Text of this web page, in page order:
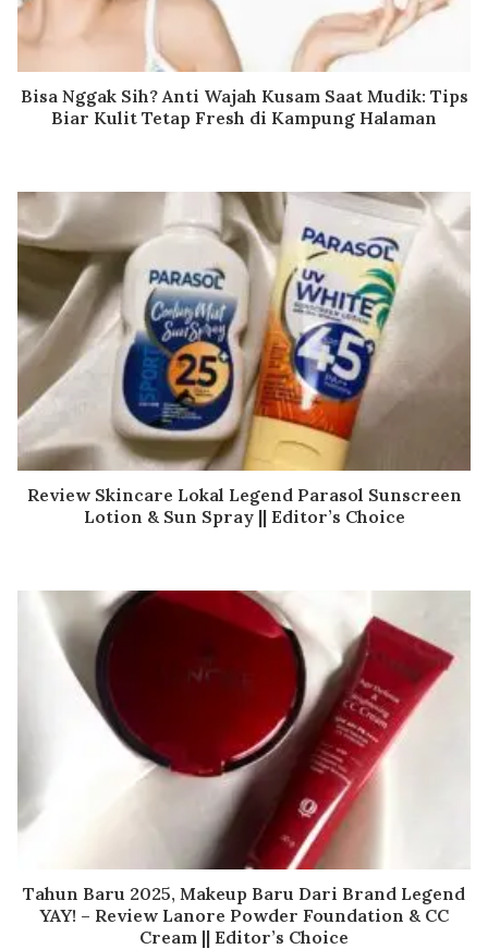
Bisa Nggak Sih? Anti Wajah Kusam Saat Mudik: Tips
Biar Kulit Tetap Fresh di Kampung Halaman
Review Skincare Lokal Legend Parasol Sunscreen
Lotion & Sun Spray || Editor’s Choice
Tahun Baru 2025, Makeup Baru Dari Brand Legend
YAY! – Review Lanore Powder Foundation & CC
Cream || Editor’s Choice